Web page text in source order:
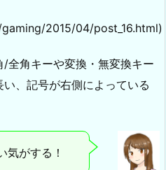
2015/04/post_16.html)
全角キーや変換・無変換キー
、記号が右側によっている
気がする！